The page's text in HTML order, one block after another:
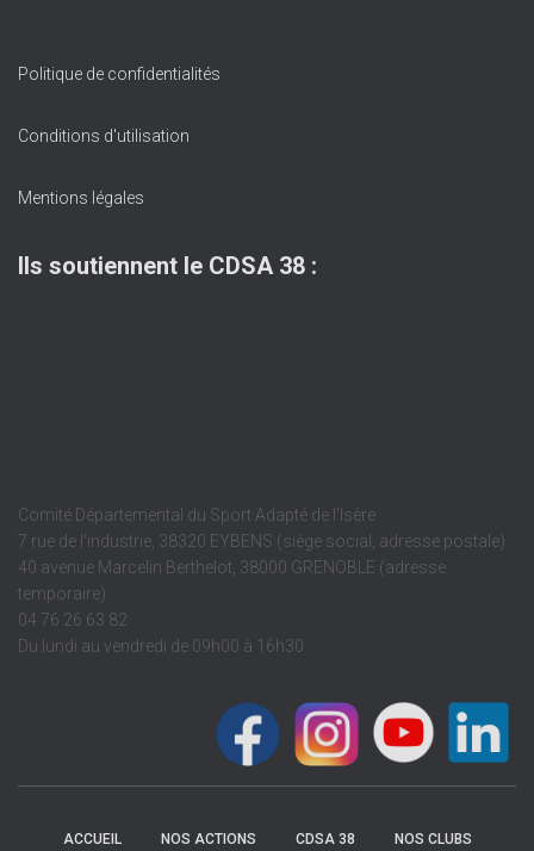
Politique de confidentialités
Conditions d'utilisation
Mentions légales
Ils soutiennent le CDSA 38 :
Comité Départemental du Sport Adapté de l'Isère
7 rue de l'industrie, 38320 EYBENS (siège social, adresse postale)
40 avenue Marcelin Berthelot, 38000 GRENOBLE (adresse
temporaire)
04 76 26 63 82
Du lundi au vendredi de 09h00 à 16h30
ACCUEIL NOS ACTIONS CDSA 38 NOS CLUBS